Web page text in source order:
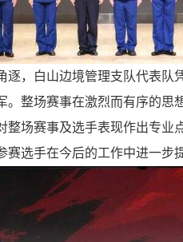
逐，白山边境管理支队代表队
。整场赛事在激烈而有序的思
整场赛事及选手表现作出专业
赛选手在今后的工作中进一步